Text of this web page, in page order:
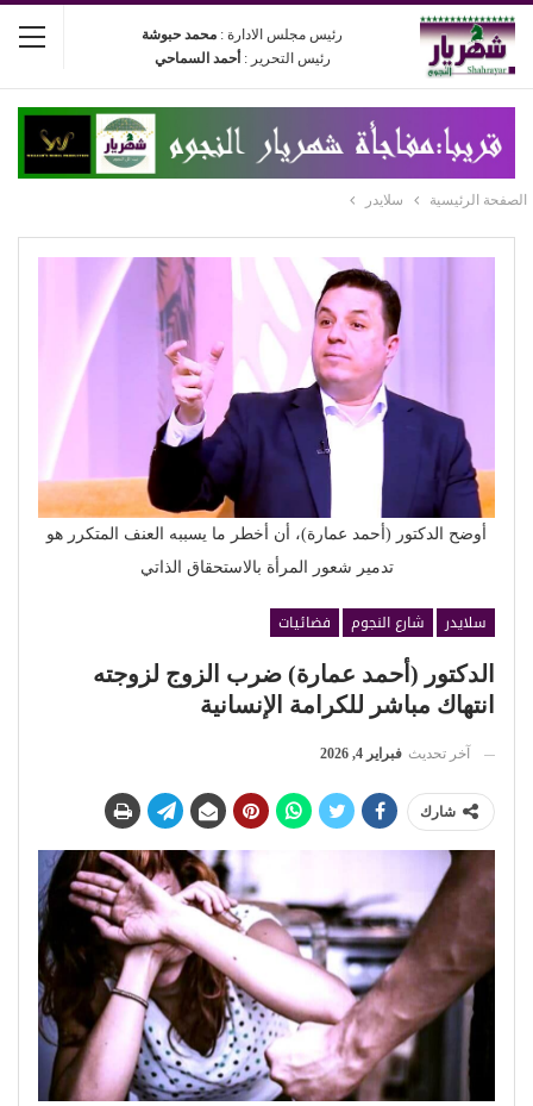
رئيس مجلس الادارة : محمد حبوشة
رئيس التحرير : أحمد السماحي
الصفحة الرئيسية سلايدر
أوضح الدكتور (أحمد عمارة)، أن أخطر ما يسببه العنف المتكرر هو
تدمير شعور المرأة بالاستحقاق الذاتي
سلايدر شارع النجوم
فضائيات
الدكتور (أحمد عمارة) ضرب الزوج لزوجته
انتهاك مباشر للكرامة الإنسانية
آخر تحديث فبراير 4, 2026
شارك